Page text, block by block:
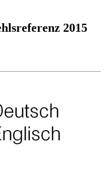
2015